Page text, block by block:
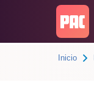
Inicio